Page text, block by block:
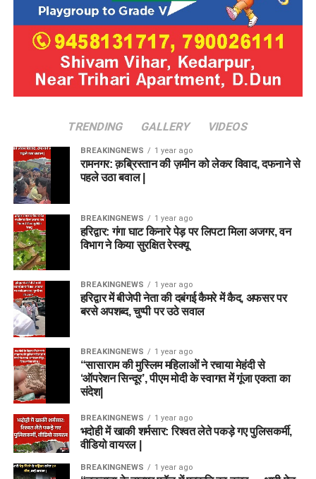
TRENDING GALLERY VIDEOS
BREAKINGNEWS 1 year ago
रामनगर: क़ब्रिस्तान की ज़मीन को लेकर विवाद, दफनाने से
पहले उठा बवाल |
BREAKINGNEWS 1 year ago
हरिद्वार: गंगा घाट किनारे पेड़ पर लिपटा मिला अजगर, वन
विभाग ने किया सुरक्षित रेस्क्यू
BREAKINGNEWS 1 year ago
हरिद्वार में बीजेपी नेता की दबंगई कैमरे में कैद, अफसर पर
बरसे अपशब्द, चुप्पी पर उठे सवाल
BREAKINGNEWS 1 year ago
“सासाराम की मुस्लिम महिलाओं ने रचाया मेहंदी से
‘ऑपरेशन सिन्दूर’, पीएम मोदी के स्वागत में गूंजा एकता का
संदेश|
BREAKINGNEWS 1 year ago
भदोही में खाकी शर्मसार: रिश्वत लेते पकड़े गए पुलिसकर्मी,
वीडियो वायरल |
BREAKINGNEWS 1 year ago